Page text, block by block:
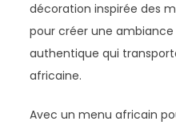
décoration inspirée des
pour créer une
authentique qui
africaine.
Avec un menu africain